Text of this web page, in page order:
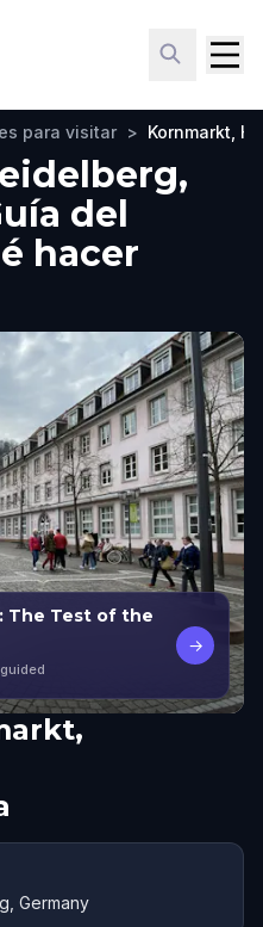
para visitar > Kornmarkt,
del
hacer
The Test of the
→
Germany